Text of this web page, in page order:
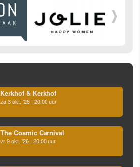
Kerkhof & Kerkhof
za 3 okt. '26 | 20:00 uur
The Cosmic Carnival
vr 9 okt. '26 | 20:00 uur